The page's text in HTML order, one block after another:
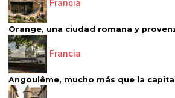
Francia
Orange, una ciudad romana y
Francia
Angoulême, mucho más que la